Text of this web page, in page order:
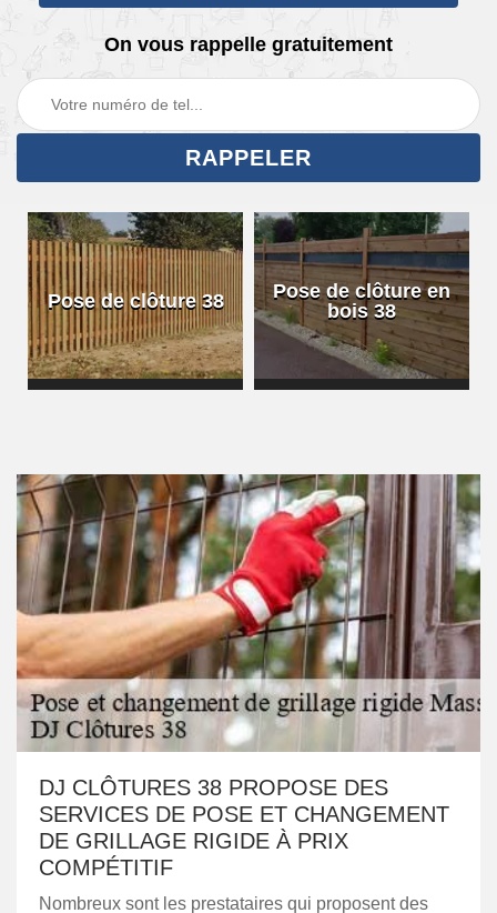
On vous rappelle gratuitement
Pose de clôture 38
Pose de clôture en
bois 38
DJ CLÔTURES 38 PROPOSE DES
SERVICES DE POSE ET CHANGEMENT
DE GRILLAGE RIGIDE À PRIX
COMPÉTITIF
Nombreux sont les prestataires qui proposent des